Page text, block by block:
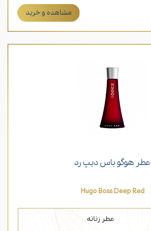
مشاهده و خرید
عطر هوگو باس دیپ رد
Hugo Boss Deep Red
عطر زنانه